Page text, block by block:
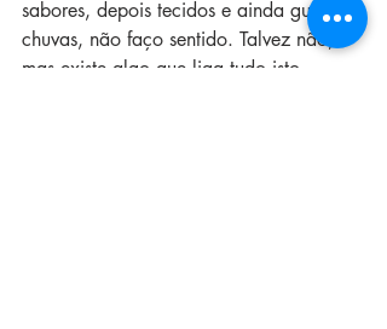
sabores, depois tecidos e ainda guarda-
chuvas, não faço sentido. Talvez não,
mas existe algo que liga tudo isto.